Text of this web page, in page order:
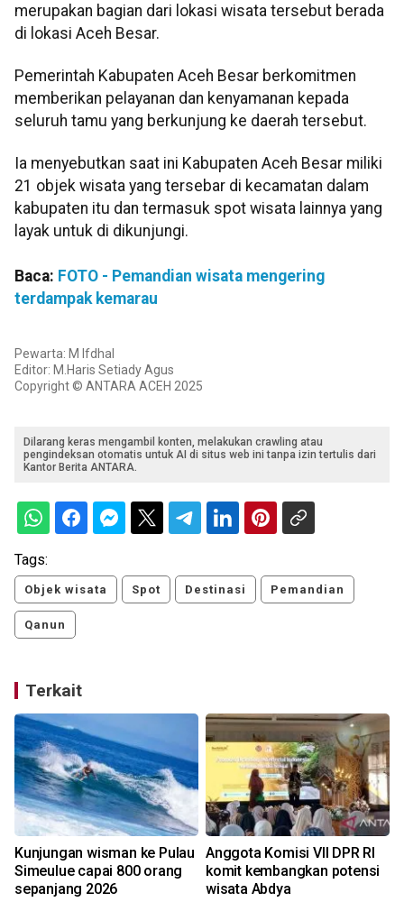
merupakan bagian dari lokasi wisata tersebut berada
di lokasi Aceh Besar.
Pemerintah Kabupaten Aceh Besar berkomitmen
memberikan pelayanan dan kenyamanan kepada
seluruh tamu yang berkunjung ke daerah tersebut.
Ia menyebutkan saat ini Kabupaten Aceh Besar miliki
21 objek wisata yang tersebar di kecamatan dalam
kabupaten itu dan termasuk spot wisata lainnya yang
layak untuk di dikunjungi.
Baca: FOTO - Pemandian wisata mengering
terdampak kemarau
Pewarta: M Ifdhal
Editor: M.Haris Setiady Agus
Copyright © ANTARA ACEH 2025
Dilarang keras mengambil konten, melakukan crawling atau
pengindeksan otomatis untuk AI di situs web ini tanpa izin tertulis dari
Kantor Berita ANTARA.
Tags:
Objek wisata Spot Destinasi Pemandian
Qanun
Terkait
Kunjungan wisman ke Pulau
Simeulue capai 800 orang
sepanjang 2026
Anggota Komisi VII DPR RI
komit kembangkan potensi
wisata Abdya